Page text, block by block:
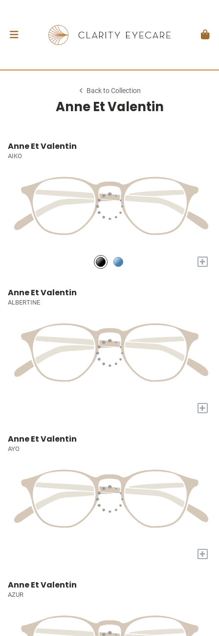
Back to Collection
Anne Et Valentin
Anne Et Valentin
AIKO
+
Anne Et Valentin
ALBERTINE
+
Anne Et Valentin
AYO
+
Anne Et Valentin
AZUR